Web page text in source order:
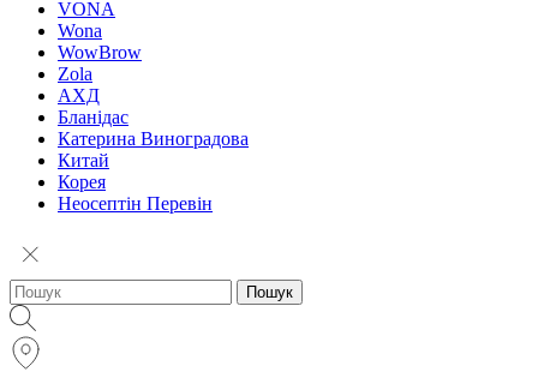
VONA
Wona
WowBrow
Zola
АХД
Бланідас
Катерина Виноградова
Китай
Корея
Неосептін Перевін
Пошук